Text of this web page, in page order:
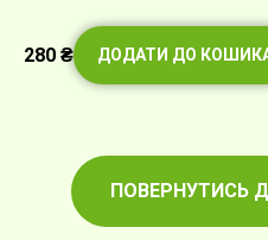
280 ₴ ДОДАТИ ДО
ПОВЕРНУТИСЬ